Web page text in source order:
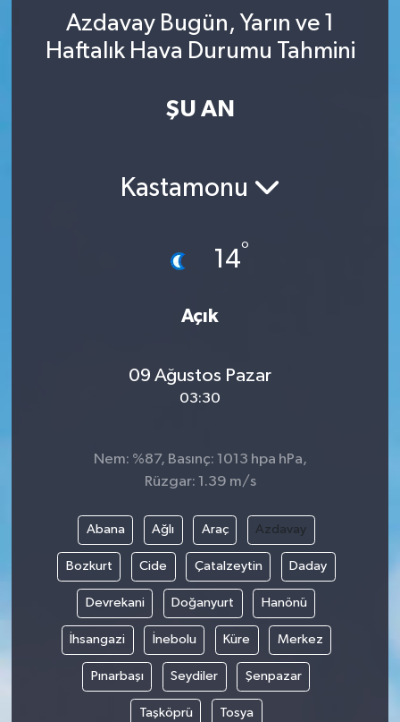
Azdavay Bugün, Yarın ve 1
Haftalık Hava Durumu Tahmini
ŞU AN
Kastamonu
14°
Açık
09 Ağustos Pazar
03:30
Nem: %87, Basınç: 1013 hpa hPa,
Rüzgar: 1.39 m/s
Abana Ağlı Araç Azdavay
Bozkurt Cide Çatalzeytin Daday
Devrekani Doğanyurt Hanönü
İhsangazi İnebolu Küre Merkez
Pınarbaşı Seydiler Şenpazar
Taşköprü Tosya
YAŞAM